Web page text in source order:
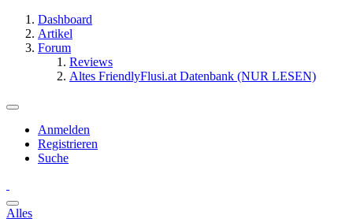
Dashboard
Artikel
Forum
Reviews
Altes FriendlyFlusi.at Datenbank (NUR LESEN)
Anmelden
Registrieren
Suche
Alles